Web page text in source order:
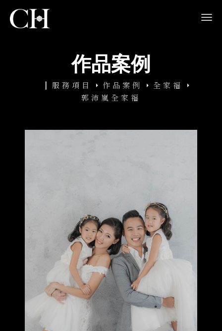
作品案例
服務項目 作品案例
全家福
郭沛嵐全家福